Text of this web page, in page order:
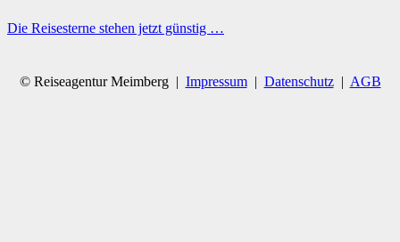
Die Reisesterne stehen jetzt günstig …
© Reiseagentur Meimberg | Impressum| Datenschutz| AGB